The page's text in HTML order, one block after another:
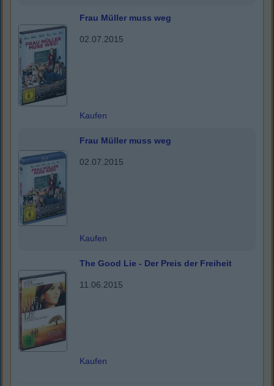
Frau Müller muss weg
02.07.2015
Kaufen
Frau Müller muss weg
02.07.2015
Kaufen
The Good Lie - Der Preis der Freiheit
11.06.2015
Kaufen